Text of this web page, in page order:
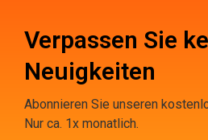
Verpassen Sie
Neuigkeiten
Abonnieren Sie unseren
Nur ca. 1x monatlich.